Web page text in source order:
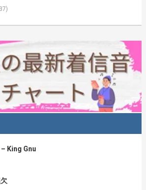
– King Gnu